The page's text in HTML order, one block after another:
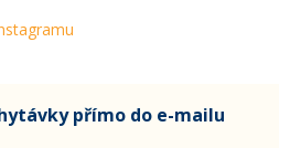
přímo do e-mailu